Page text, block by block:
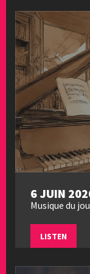
6 JUIN
Musique du
LISTEN